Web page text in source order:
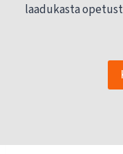
laadukasta